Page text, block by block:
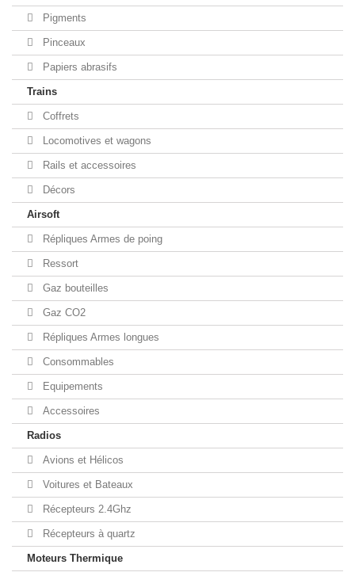
Pigments
Pinceaux
Papiers abrasifs
Trains
Coffrets
Locomotives et wagons
Rails et accessoires
Décors
Airsoft
Répliques Armes de poing
Ressort
Gaz bouteilles
Gaz CO2
Répliques Armes longues
Consommables
Equipements
Accessoires
Radios
Avions et Hélicos
Voitures et Bateaux
Récepteurs 2.4Ghz
Récepteurs à quartz
Moteurs Thermique